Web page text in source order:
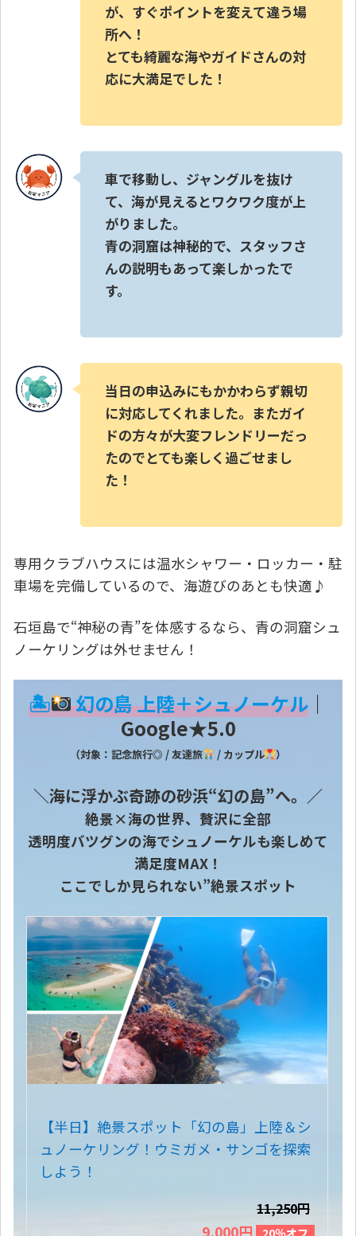
が、すぐポイントを変えて違う場
所へ！
とても綺麗な海やガイドさんの対
応に大満足でした！
車で移動し、ジャングルを抜け
て、海が見えるとワクワク度が上
がりました。
青の洞窟は神秘的で、スタッフさ
んの説明もあって楽しかったで
す。
当日の申込みにもかかわらず親切
に対応してくれました。またガイ
ドの方々が大変フレンドリーだっ
たのでとても楽しく過ごせまし
た！
専用クラブハウスには温水シャワー・ロッカー・駐
車場を完備しているので、海遊びのあとも快適♪
石垣島で“神秘の青”を体感するなら、青の洞窟シュ
ノーケリングは外せません！
🏝 幻の島 上陸＋シュノーケル ｜
Google★5.0
（対象：記念旅行◎ / 友達旅 / カップル ）
＼海に浮かぶ奇跡の砂浜“幻の島”へ。／
絶景×海の世界、贅沢に全部
透明度バツグンの海でシュノーケルも楽しめて
満足度MAX！
ここでしか見られない”絶景スポット
【半日】絶景スポット「幻の島」上陸＆シ
ュノーケリング！ウミガメ・サンゴを探索
しよう！
11,250円
9,000円 20％オフ